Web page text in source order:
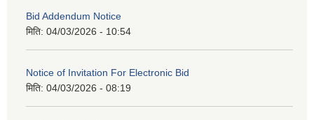
Bid Addendum Notice
मिति: 04/03/2026 - 10:54
Notice of Invitation For Electronic Bid
मिति: 04/03/2026 - 08:19